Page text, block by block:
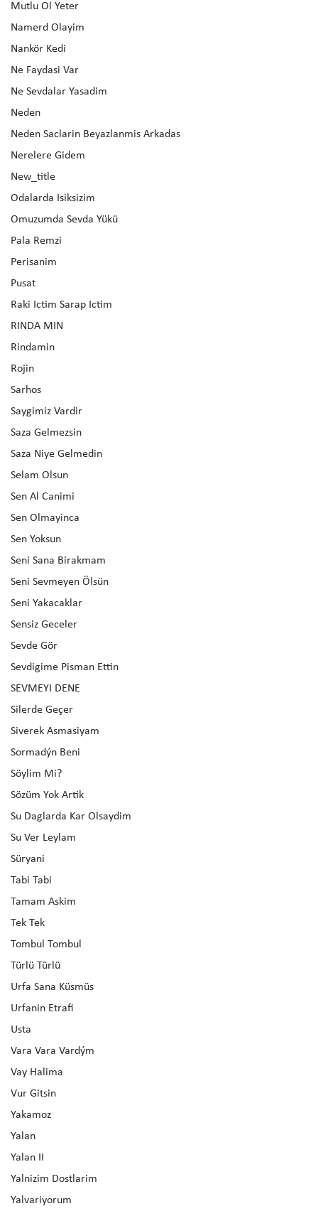
Mutlu Ol Yeter
Namerd Olayim
Nankör Kedi
Ne Faydasi Var
Ne Sevdalar Yasadim
Neden
Neden Saclarin Beyazlanmis Arkadas
Nerelere Gidem
New_title
Odalarda Isiksizim
Omuzumda Sevda Yükü
Pala Remzi
Perisanim
Pusat
Raki Ictim Sarap Ictim
RINDA MIN
Rindamin
Rojin
Sarhos
Saygimiz Vardir
Saza Gelmezsin
Saza Niye Gelmedin
Selam Olsun
Sen Al Canimi
Sen Olmayinca
Sen Yoksun
Seni Sana Birakmam
Seni Sevmeyen Ölsün
Seni Yakacaklar
Sensiz Geceler
Sevde Gör
Sevdigime Pisman Ettin
SEVMEYI DENE
Silerde Geçer
Siverek Asmasiyam
Sormadýn Beni
Söylim Mi?
Sözüm Yok Artik
Su Daglarda Kar Olsaydim
Su Ver Leylam
Süryani
Tabi Tabi
Tamam Askim
Tek Tek
Tombul Tombul
Türlü Türlü
Urfa Sana Küsmüs
Urfanin Etrafi
Usta
Vara Vara Vardým
Vay Halima
Vur Gitsin
Yakamoz
Yalan
Yalan II
Yalnizim Dostlarim
Yalvariyorum